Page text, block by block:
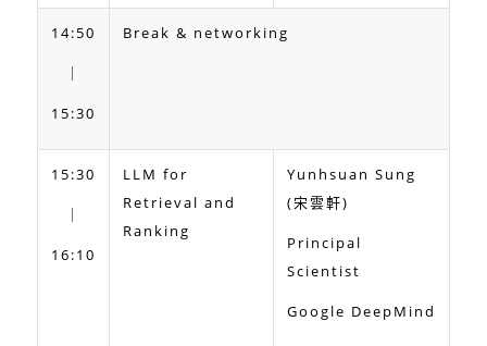
14:50
｜
15:30
Break & networking
15:30
｜
16:10
LLM for
Retrieval and
Ranking
Yunhsuan Sung
(宋雲軒)
Principal
Scientist
Google DeepMind